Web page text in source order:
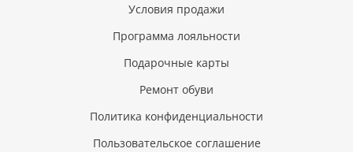
Условия продажи
Программа лояльности
Подарочные карты
Ремонт обуви
Политика конфиденциальности
Пользовательское соглашение